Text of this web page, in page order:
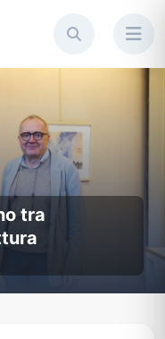
Milano tra
tra